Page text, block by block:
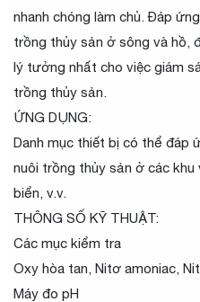
nhanh chóng làm chủ. Đáp
trồng thủy sản ở sông và hồ,
lý tưởng nhất cho việc giám
trồng thủy sản.
ỨNG DỤNG:
Danh mục thiết bị có thể đáp
nuôi trồng thủy sản ở các khu
biển, v.v.
THÔNG SỐ KỸ THUẬT:
Các mục kiểm tra
Oxy hòa tan, Nitơ amoniac,
Máy đo pH